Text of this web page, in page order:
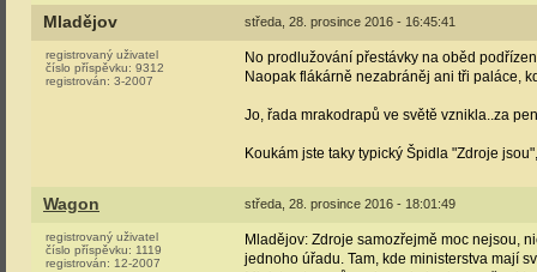
Mladějov středa, 28. prosince 2016 - 16:45:41
registrovaný uživatel
číslo příspěvku: 9312
registrován: 3-2007
No prodlužování přestávky na oběd
Naopak flákárně nezabráněj ani tři paláce,
Jo, řada mrakodrapů ve světě vznikla..za
Koukám jste taky typický Špidla "Zdroje
Wagon středa, 28. prosince 2016 - 18:01:49
registrovaný uživatel
číslo příspěvku: 1119
registrován: 12-2007
Mladějov: Zdroje samozřejmě moc nejsou,
jednoho úřadu. Tam, kde ministerstva mají